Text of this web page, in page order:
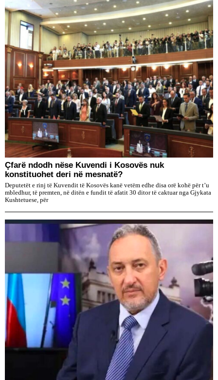
Çfarë ndodh nëse Kuvendi i Kosovës nuk
konstituohet deri në mesnatë?
Deputetët e rinj të Kuvendit të Kosovës kanë vetëm edhe disa orë kohë për t’u
mbledhur, të premten, në ditën e fundit të afatit 30 ditor të caktuar nga Gjykata
Kushtetuese, për